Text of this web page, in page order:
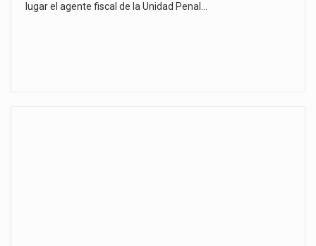
lugar el agente fiscal de la Unidad Penal…